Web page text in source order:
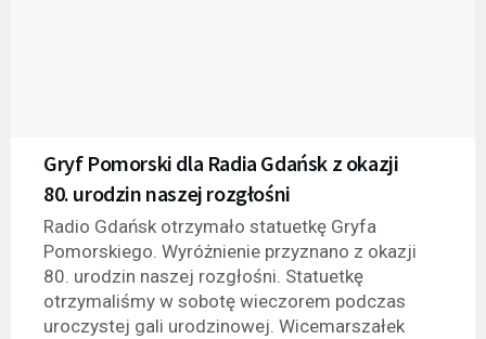
Gryf Pomorski dla Radia Gdańsk z okazji
80. urodzin naszej rozgłośni
Radio Gdańsk otrzymało statuetkę Gryfa
Pomorskiego. Wyróżnienie przyznano z okazji
80. urodzin naszej rozgłośni. Statuetkę
otrzymaliśmy w sobotę wieczorem podczas
uroczystej gali urodzinowej. Wicemarszałek